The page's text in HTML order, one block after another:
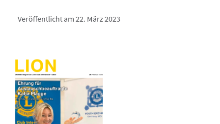
Veröffentlicht am 22. März 2023